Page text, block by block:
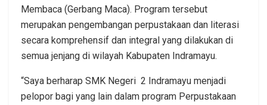
Membaca (Gerbang Maca). Program tersebut
merupakan pengembangan perpustakaan dan literasi
secara komprehensif dan integral yang dilakukan di
semua jenjang di wilayah Kabupaten Indramayu.
“Saya berharap SMK Negeri 2 Indramayu menjadi
pelopor bagi yang lain dalam program Perpustakaan